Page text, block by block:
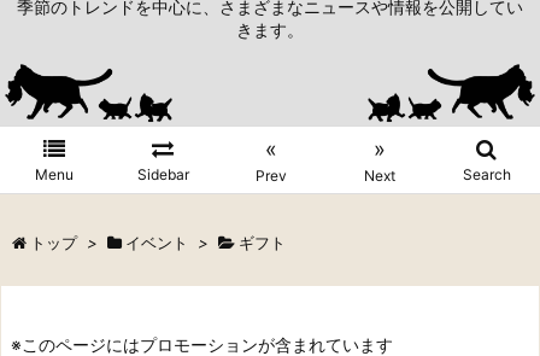
季節のトレンドを中心に、さまざまなニュースや情報を公開してい
きます。
Menu Sidebar
«
Prev
»
Next Search
トップ > イベント > ギフト
※このページにはプロモーションが含まれています